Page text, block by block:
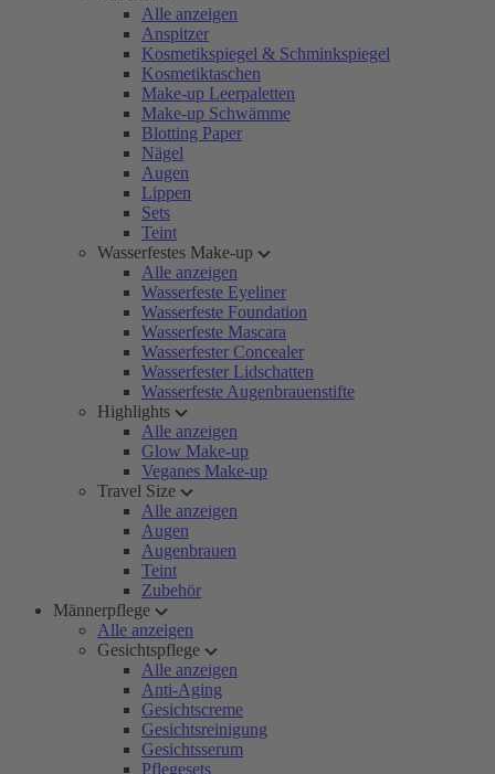
Alle anzeigen
Anspitzer
Kosmetikspiegel & Schminkspiegel
Kosmetiktaschen
Make-up Leerpaletten
Make-up Schwämme
Blotting Paper
Nägel
Augen
Lippen
Sets
Teint
Wasserfestes Make-up
Alle anzeigen
Wasserfeste Eyeliner
Wasserfeste Foundation
Wasserfeste Mascara
Wasserfester Concealer
Wasserfester Lidschatten
Wasserfeste Augenbrauenstifte
Highlights
Alle anzeigen
Glow Make-up
Veganes Make-up
Travel Size
Alle anzeigen
Augen
Augenbrauen
Teint
Zubehör
Männerpflege
Alle anzeigen
Gesichtspflege
Alle anzeigen
Anti-Aging
Gesichtscreme
Gesichtsreinigung
Gesichtsserum
Pflegesets